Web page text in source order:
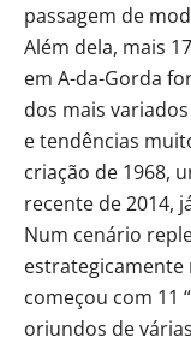
passagem de
Além dela, mais
em A-da-Gorda
dos mais
e tendências
criação de 1968,
recente de 2014,
Num cenário
estrategicamente
começou com 11
oriundos de